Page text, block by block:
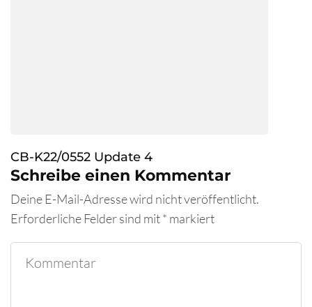
CB-K22/0552 Update 4
Schreibe einen Kommentar
Deine E-Mail-Adresse wird nicht veröffentlicht.
Erforderliche Felder sind mit* markiert